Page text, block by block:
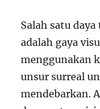
Salah satu
adalah gaya
menggunakan
unsur surreal
mendebarkan.